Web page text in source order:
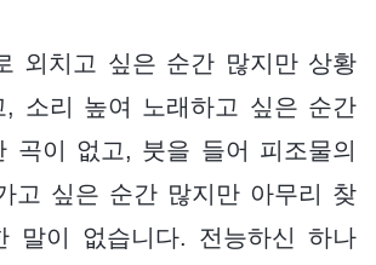
외치고 싶은 순간 많지만 상황
, 소리 높여 노래하고 싶은 순간
곡이 없고, 붓을 들어 피조물의
고 싶은 순간 많지만 아무리 찾
말이 없습니다. 전능하신 하나